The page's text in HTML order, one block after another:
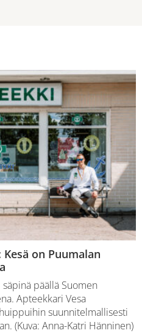
on Puumalan
päällä Suomen
Apteekkari Vesa
suunnitelmallisesti
(Kuva: Anna-Katri Hänninen)